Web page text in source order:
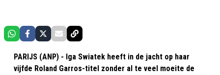
PARIJS (ANP) - Iga Swiatek heeft in de jacht op haar
vijfde Roland Garros-titel zonder al te veel moeite de